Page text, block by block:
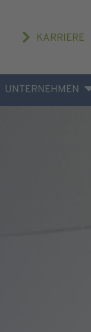
KARRIERE
UNTERNEHMEN